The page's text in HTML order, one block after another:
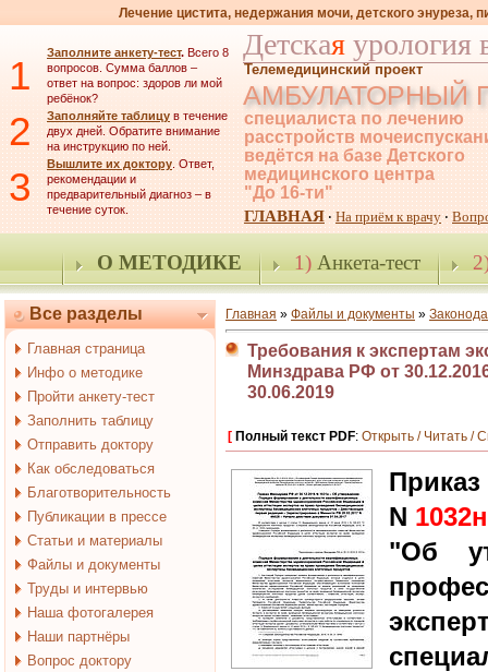
Лечение цистита, недержания мочи, детского энуреза,
1 Заполните анкету-тест. Всего 8
вопросов. Сумма баллов –
ответ на вопрос: здоров ли мой
ребёнок?
2 Заполняйте таблицу в течение
двух дней. Обратите внимание
на инструкцию по ней.
3 Вышлите их доктору. Ответ,
рекомендации и
предварительный диагноз – в
течение суток.
Детская урология
Телемедицинский проект
АМБУЛАТОРНЫЙ
специалиста по лечению
расстройств
ведётся на базе Детского
медицинского центра
"До 16-ти"
ГЛАВНАЯ · На приём к врачу ·
О МЕТОДИКЕ 1)Анкета-тест
Все разделы
Главная страница
Инфо о методике
Пройти анкету-тест
Заполнить таблицу
Отправить доктору
Как обследоваться
Благотворительность
Публикации в прессе
Статьи и материалы
Файлы и документы
Труды и интервью
Наша фотогалерея
Наши партнёры
Вопрос доктору
Главная » Файлы и документы »
Требования к экспертам
Минздрава РФ от
30.06.2019
[ Полный текст PDF: Открыть / Читать /
N 1032н
"Об